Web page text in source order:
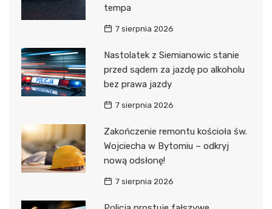
tempa
7 sierpnia 2026
Nastolatek z Siemianowic stanie
przed sądem za jazdę po alkoholu
bez prawa jazdy
7 sierpnia 2026
Zakończenie remontu kościoła św.
Wojciecha w Bytomiu – odkryj
nową odsłonę!
7 sierpnia 2026